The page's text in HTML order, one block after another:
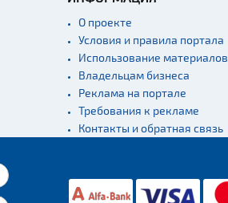
О проекте
Условия и правила портала
Использование материалов
Владельцам бизнеса
Реклама на портале
Требования к рекламе
Контакты и обратная связь